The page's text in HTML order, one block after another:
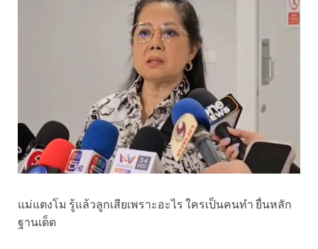
แม่แตงโม รู้แล้วลูกเสียเพราะอะไร ใครเป็นคนทำ ยื่นหลัก
ฐานเด็ด